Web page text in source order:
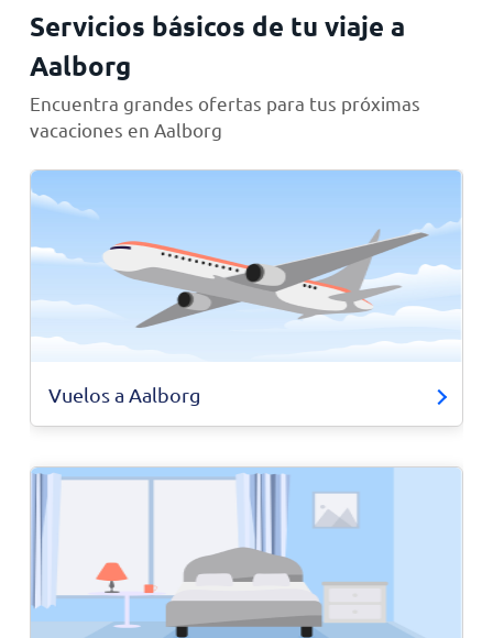
Servicios básicos de tu viaje a
Aalborg
Encuentra grandes ofertas para tus próximas
vacaciones en Aalborg
Vuelos a Aalborg